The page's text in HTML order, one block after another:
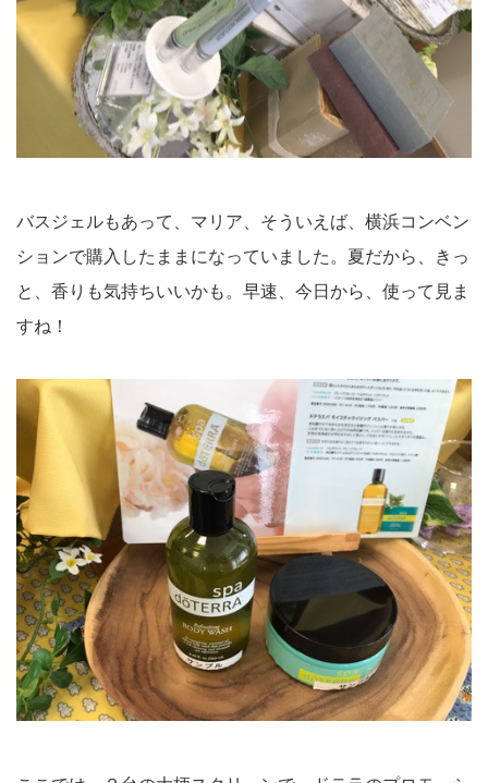
バスジェルもあって、マリア、そういえば、横浜コンベン
ションで購入したままになっていました。夏だから、きっ
と、香りも気持ちいいかも。早速、今日から、使って見ま
すね！